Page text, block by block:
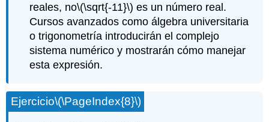
reales, no\(\sqrt{-11}\) es un número real.
Cursos avanzados como álgebra universitaria
o trigonometría introducirán el complejo
sistema numérico y mostrarán cómo manejar
esta expresión.
Ejercicio\(\PageIndex{8}\)